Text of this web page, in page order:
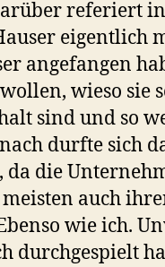
referiert
eigentlich
angefangen
wieso sie
sind und so
durfte sich
die
auch
wie ich.
durchgespielt